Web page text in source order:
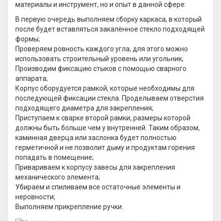
материалы и инструмент, но и опыт в данной сфере:
В первую очередь выполняем сборку каркаса, в который
после будет вставляться закалённое стекло подходящей
формы;
Проверяем ровность каждого угла, для этого можно
использовать строительный уровень или угольник;
Производим фиксацию стыков с помощью сварного
аппарата;
Корпус оборудуется рамкой, которые необходимы для
последующей фиксации стекла. Проделываем отверстия
подходящего диаметра для закрепления;
Приступаем к сварке второй рамки, размеры которой
должны быть больше чем у внутренней. Таким образом,
каминная дверца или заслонка будет полностью
герметичной и не позволит дыму и продуктам горения
попадать в помещение;
Привариваем к корпусу завесы для закрепления
механического элемента;
Убираем и спиливаем все остаточные элементы и
неровности;
Выполняем прикрепление ручки.